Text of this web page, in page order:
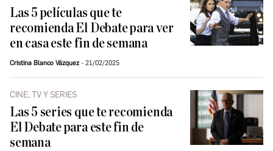
Las 5 películas que te
recomienda El Debate para ver
en casa este fin de semana
Cristina Blanco Vázquez 21/02/2025
CINE, TV Y SERIES
Las 5 series que te recomienda
El Debate para este fin de
semana